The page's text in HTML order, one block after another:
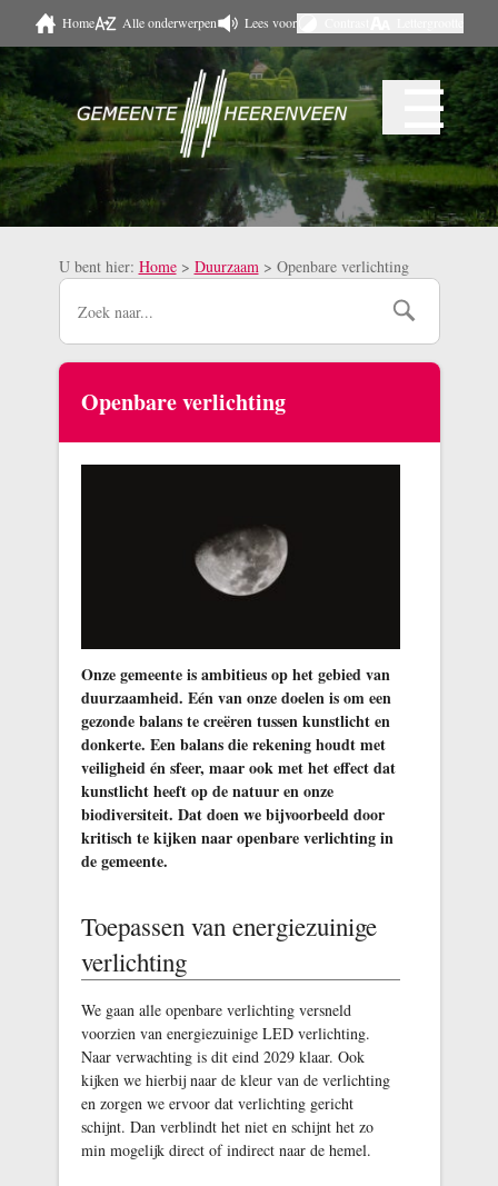
Naar hoofdinhoud
Home Alle onderwerpen Lees voor
Menu ☰
U bent hier: Home > Duurzaam > Openbare verlichting
Openbare verlichting
Onze gemeente is ambitieus op het gebied van
duurzaamheid. Eén van onze doelen is om een
gezonde balans te creëren tussen kunstlicht en
donkerte. Een balans die rekening houdt met
veiligheid én sfeer, maar ook met het effect dat
kunstlicht heeft op de natuur en onze
biodiversiteit. Dat doen we bijvoorbeeld door
kritisch te kijken naar openbare verlichting in
de gemeente.
Toepassen van energiezuinige
verlichting
We gaan alle openbare verlichting versneld
voorzien van energiezuinige LED verlichting.
Naar verwachting is dit eind 2029 klaar. Ook
kijken we hierbij naar de kleur van de verlichting
en zorgen we ervoor dat verlichting gericht
schijnt. Dan verblindt het niet en schijnt het zo
min mogelijk direct of indirect naar de hemel.